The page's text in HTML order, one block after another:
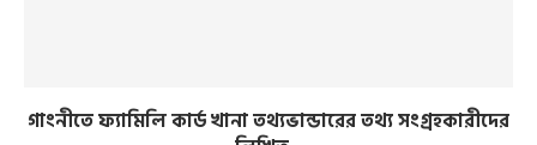
গাংনীতে ফ্যামিলি কার্ড খানা তথ্যভান্ডারের তথ্য সংগ্রহকারীদের